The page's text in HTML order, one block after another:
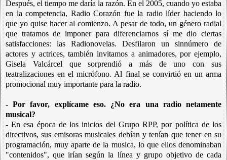
Después, el tiempo me daría la razón. En el 2005, cuando yo estaba
en la competencia, Radio Corazón fue la radio líder haciendo lo
que yo quise hacer al comienzo. A pesar de todo, un género radial
que tratamos de imponer para diferenciarnos sí me dio ciertas
satisfacciones: las Radionovelas. Desfilaron un sinnúmero de
actores y actrices, también invitamos a animadores, por ejemplo,
Gisela Valcárcel que sorprendió a más de uno con sus
teatralizaciones en el micrófono. Al final se convirtió en un arma
promocional muy importante para la radio.
- Por favor, explícame eso. ¿No era una radio netamente
musical?
- En esa época de los inicios del Grupo RPP, por política de los
directivos, sus emisoras musicales debían y tenían que tener en su
programación, muy aparte de la musica, lo que ellos denominaban
"contenidos", que irían según la línea y grupo objetivo de cada